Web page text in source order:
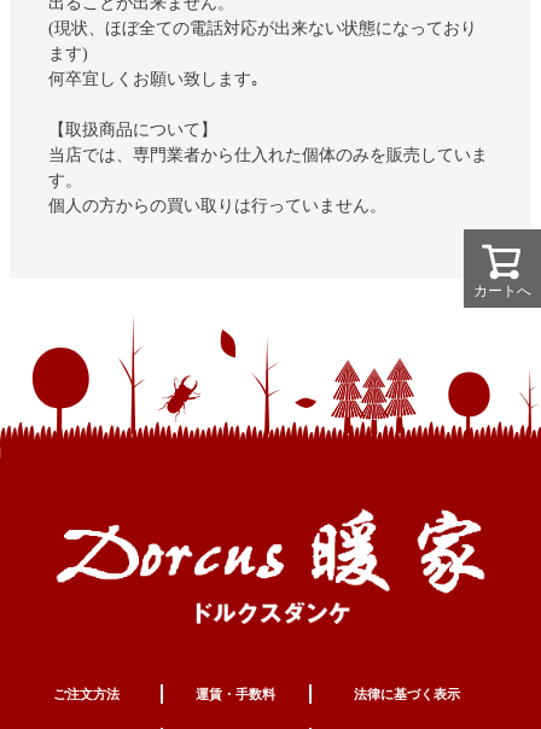
(現状、ほぼ全ての電話対応が出来ない状態になっており
ます)
何卒宜しくお願い致します｡
【取扱商品について】
当店では、専門業者から仕入れた個体のみを販売していま
す。
個人の方からの買い取りは行っていません。
カートへ
ご注文方法 運賃・手数料 法律に基づく表示
カートへ